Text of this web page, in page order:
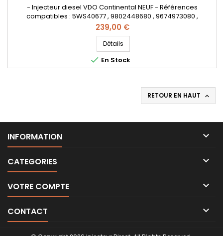
- Injecteur diesel VDO Continental NEUF - Références
compatibles : 5WS40677 , 9802448680 , 9674973080 ,
50274V05 , 1980ER , 1980S0 , 1980R9 , 1980ET , 1791017 , 1812616 ,
1685796 , 1709667 , AV6Q9F593AA , AV6Q-9F59-3AA , AV6Q-
9F59-3AB , 36001726 , 36001727 , 36001728 , 36001729 , 31303994
, 31366585 , Y65013H50A , Y650-13H-50A , 1608518380
, 562000210 -...
Prix
239,00 €
Détails
 En Stock
RETOUR EN HAUT 
INFORMATION 
CATEGORIES 
VOTRE COMPTE 
CONTACT 